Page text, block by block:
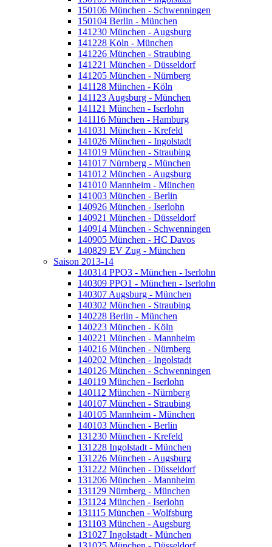
150106 München - Schwenningen
150104 Berlin - München
141230 München - Augsburg
141228 Köln - München
141226 München - Straubing
141221 München - Düsseldorf
141205 München - Nürnberg
141128 München - Köln
141123 Augsburg - München
141121 München - Iserlohn
141116 München - Hamburg
141031 München - Krefeld
141026 München - Ingolstadt
141019 München - Straubing
141017 Nürnberg - München
141012 München - Augsburg
141010 Mannheim - München
141003 München - Berlin
140926 München - Iserlohn
140921 München - Düsseldorf
140914 München - Schwenningen
140905 München - HC Davos
140829 EV Zug - München
Saison 2013-14
140314 PPO3 - München - Iserlohn
140309 PPO1 - München - Iserlohn
140307 Augsburg - München
140302 München - Straubing
140228 Berlin - München
140223 München - Köln
140221 München - Mannheim
140216 München - Nürnberg
140202 München - Ingolstadt
140126 München - Schwenningen
140119 München - Iserlohn
140112 München - Nürnberg
140107 München - Straubing
140105 Mannheim - München
140103 München - Berlin
131230 München - Krefeld
131228 Ingolstadt - München
131226 München - Augsburg
131222 München - Düsseldorf
131206 München - Mannheim
131129 Nürnberg - München
131124 München - Iserlohn
131115 München - Wolfsburg
131103 München - Augsburg
131027 Ingolstadt - München